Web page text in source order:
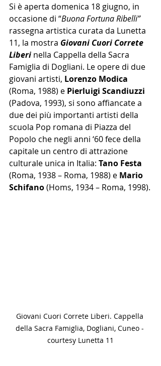
Si è aperta domenica 18 giugno, in
occasione di “Buona Fortuna Ribelli”
rassegna artistica curata da Lunetta
11, la mostra Giovani Cuori Correte
Liberi nella Cappella della Sacra
Famiglia di Dogliani. Le opere di due
giovani artisti, Lorenzo Modica
(Roma, 1988) e Pierluigi Scandiuzzi
(Padova, 1993), si sono affiancate a
due dei più importanti artisti della
scuola Pop romana di Piazza del
Popolo che negli anni ‘60 fece della
capitale un centro di attrazione
culturale unica in Italia: Tano Festa
(Roma, 1938 – Roma, 1988) e Mario
Schifano (Homs, 1934 – Roma, 1998).
Giovani Cuori Correte Liberi. Cappella
della Sacra Famiglia, Dogliani, Cuneo -
courtesy Lunetta 11